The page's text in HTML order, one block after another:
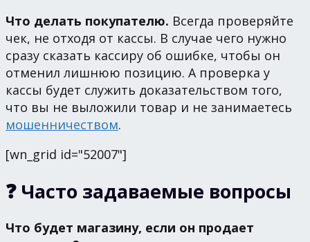
Что делать покупателю. Всегда проверяйте
чек, не отходя от кассы. В случае чего нужно
сразу сказать кассиру об ошибке, чтобы он
отменил лишнюю позицию. А проверка у
кассы будет служить доказательством того,
что вы не выложили товар и не занимаетесь
мошенничеством.
[wn_grid id="52007"]
❓ Часто задаваемые вопросы
Что будет магазину, если он продает